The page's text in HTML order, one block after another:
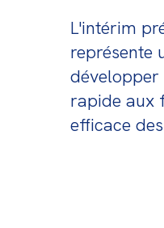
L'intérim
représente
développer
rapide aux
efficace